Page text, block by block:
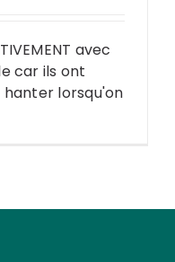
avec
car ils ont
lorsqu'on